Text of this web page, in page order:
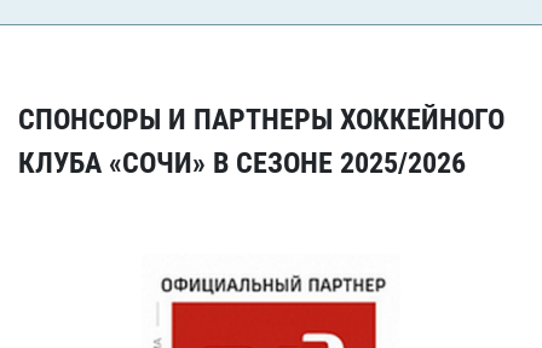
СПОНСОРЫ И ПАРТНЕРЫ ХОККЕЙНОГО
КЛУБА «СОЧИ» В СЕЗОНЕ 2025/2026